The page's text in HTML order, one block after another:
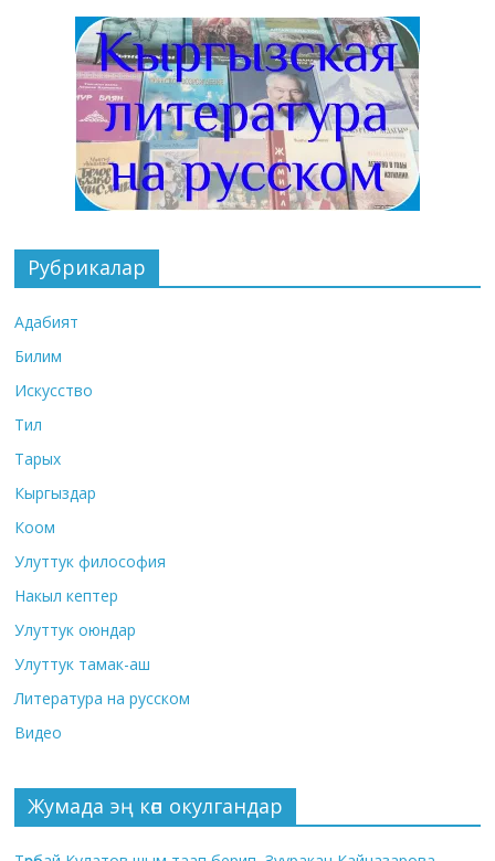
Рубрикалар
Адабият
Билим
Искусство
Тил
Тарых
Кыргыздар
Коом
Улуттук философия
Накыл кептер
Улуттук оюндар
Улуттук тамак-аш
Литература на русском
Видео
Жумада эң көп окулгандар